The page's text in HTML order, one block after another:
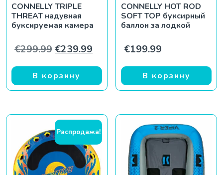
CONNELLY TRIPLE
THREAT надувная
буксируемая камера
€299.99 Первоначальная цена составляла
€239.99 Текущая цена: €239.99.
В корзину
CONNELLY HOT ROD
SOFT TOP буксирный
баллон за лодкой
€199.99
В корзину
Распродажа!